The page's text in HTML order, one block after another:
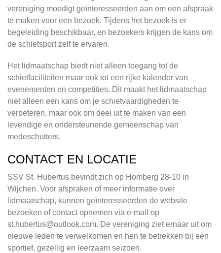
vereniging moedigt geïnteresseerden aan om een afspraak
te maken voor een bezoek. Tijdens het bezoek is er
begeleiding beschikbaar, en bezoekers krijgen de kans om
de schietsport zelf te ervaren.
Het lidmaatschap biedt niet alleen toegang tot de
schietfaciliteiten maar ook tot een rijke kalender van
evenementen en competities. Dit maakt het lidmaatschap
niet alleen een kans om je schietvaardigheden te
verbeteren, maar ook om deel uit te maken van een
levendige en ondersteunende gemeenschap van
medeschutters.
CONTACT EN LOCATIE
SSV St. Hubertus bevindt zich op Homberg 28-10 in
Wijchen. Voor afspraken of meer informatie over
lidmaatschap, kunnen geïnteresseerden de website
bezoeken of contact opnemen via e-mail op
st.hubertus@outlook.com. De vereniging ziet ernaar uit om
nieuwe leden te verwelkomen en hen te betrekken bij een
sportief, gezellig en leerzaam seizoen.